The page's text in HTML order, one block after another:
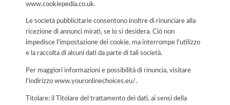
www.cookiepedia.co.uk.
Le società pubblicitarie consentono inoltre di rinunciare alla
ricezione di annunci mirati, se lo si desidera. Ciò non
impedisce l'impostazione dei cookie, ma interrompe l'utilizzo
e la raccolta di alcuni dati da parte di tali società.
Per maggiori informazioni e possibilità di rinuncia, visitare
l'indirizzo www.youronlinechoices.eu/.
Titolare: il Titolare del trattamento dei dati, ai sensi della